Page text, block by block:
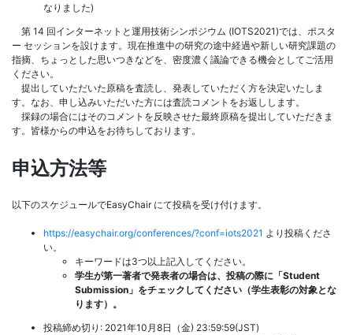
なりました)
第 14 回インターネットと運用技術シンポジウム (IOTS2021)では、ポスタ
ー セッションを設けます。現在推進中の研究の途中経過や新しい研究課題の
指摘、ちょっとした思いつきなどを、密度濃く議論できる機会としてご活用
ください。
提出していただいた原稿を査読し、発表していただく方を決定いたしま
す。なお、申し込みいただいた方には査読コメントをお返しします。
採録の場合にはそのコメントを反映させた最終原稿を提出していただきま
す。皆様からの申込をお待ちしております。
申込方法等
以下のスケジュールでEasyChair にて投稿を受け付けます。
https://easychair.org/conferences/?conf=iots2021 より投稿くださ
い。
キーワードは3つ以上記入してください。
学生が第一著者で発表者の場合は、投稿の際に「Student
Submission」をチェックしてください（学生表彰の対象とな
ります）。
投稿締め切り: 2021年10月8日（金) 23:59:59(JST)